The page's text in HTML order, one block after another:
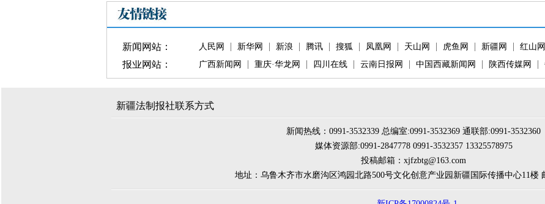
新闻网站： 人民网 新华网 新浪 腾讯 搜狐 凤凰网 天山网 虎鱼网 新疆网 红山网
报业网站： 广西新闻网 重庆·华龙网 四川在线 云南日报网 中国西藏新闻网 陕西传媒网
新疆法制报社联系方式
新闻热线：0991-3532339 总编室:0991-3532369 通联部:0991-3532360
媒体资源部:0991-2847778 0991-3532357 13325578975
投稿邮箱：xjfzbtg@163.com
地址：乌鲁木齐市水磨沟区鸿园北路500号文化创意产业园新疆国际传播中心11楼